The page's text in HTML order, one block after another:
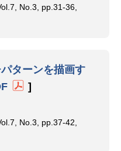
No.3, pp.31-36,
ターンを描画す
]
No.3, pp.37-42,